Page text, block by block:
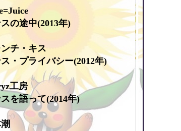
の途中(2013年)
チ・キス
・プライバシー(2012年)
工房
を語って(2014年)